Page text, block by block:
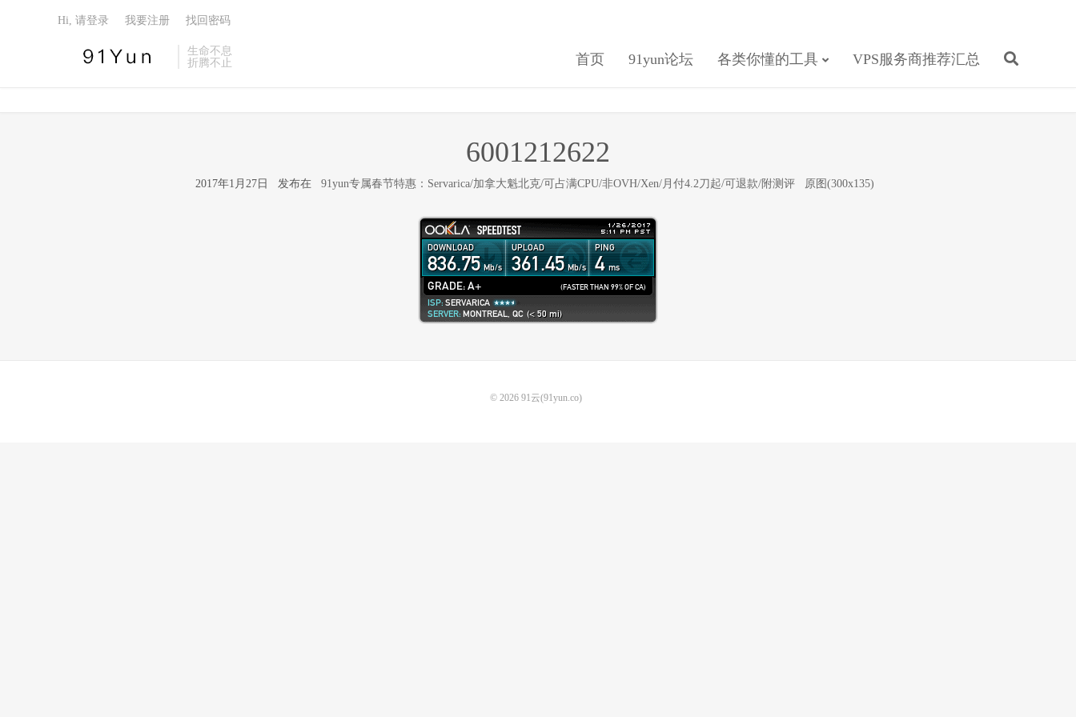
生命不息
折腾不止
首页 91yun论坛 各类你懂的工具 VPS服务商推荐汇总
Hi, 请登录 我要注册 找回密码
6001212622
2017年1月27日 发布在 91yun专属春节特惠：Servarica/加拿大魁北克/可占满CPU/非OVH/Xen/月付4.2刀起/可退款/附测评 原图(300x135)
© 2026 91云(91yun.co)